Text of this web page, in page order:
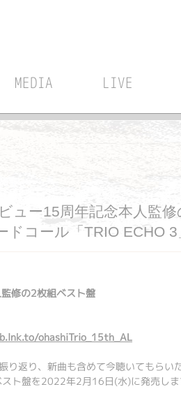
MEDIA LIVE
ュー15周年記念本人監
ドコール「TRIO ECHO 3
修の2枚組ベスト盤
ohashiTrio_15th_AL
り返り、新曲も含めて今聴いてもらい
ト盤を2022年2月16日(水)に発売しま